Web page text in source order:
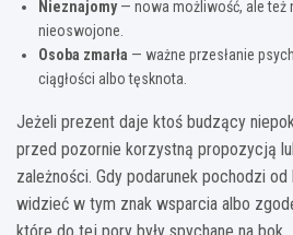
Nieznajomy— nowa możliwość, ale też
nieoswojone.
Osoba zmarła — ważne przesłanie
ciągłości albo tęsknota.
Jeżeli prezent daje ktoś budzący
przed pozornie korzystną propozycją
zależności. Gdy podarunek pochodzi
widzieć w tym znak wsparcia albo
które do tej pory były spychane na bok.